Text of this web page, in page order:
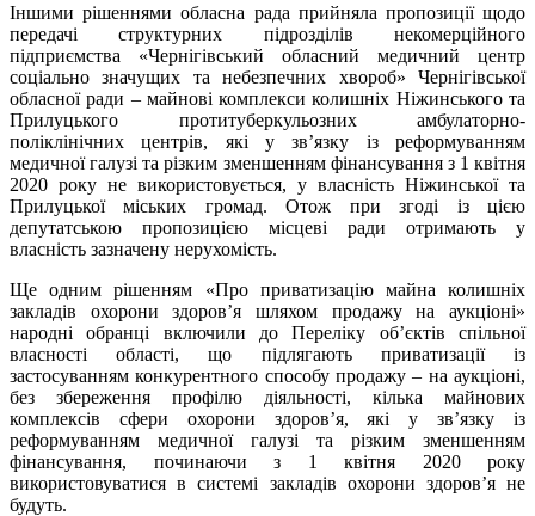
Іншими рішеннями обласна рада прийняла пропозиції щодо
передачі структурних підрозділів некомерційного
підприємства «Чернігівський обласний медичний центр
соціально значущих та небезпечних хвороб» Чернігівської
обласної ради – майнові комплекси колишніх Ніжинського та
Прилуцького протитуберкульозних амбулаторно-
поліклінічних центрів, які у зв’язку із реформуванням
медичної галузі та різким зменшенням фінансування з 1 квітня
2020 року не використовується, у власність Ніжинської та
Прилуцької міських громад. Отож при згоді із цією
депутатською пропозицією місцеві ради отримають у
власність зазначену нерухомість.
Ще одним рішенням «Про приватизацію майна колишніх
закладів охорони здоров’я шляхом продажу на аукціоні»
народні обранці включили до Переліку об’єктів спільної
власності області, що підлягають приватизації із
застосуванням конкурентного способу продажу – на аукціоні,
без збереження профілю діяльності, кілька майнових
комплексів сфери охорони здоров’я, які у зв’язку із
реформуванням медичної галузі та різким зменшенням
фінансування, починаючи з 1 квітня 2020 року
використовуватися в системі закладів охорони здоров’я не
будуть.